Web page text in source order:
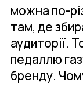
можна по-
там, де
аудиторії.
педаллю
бренду.